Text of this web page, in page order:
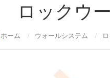
ロックウ
ホーム / ウォールシステム /